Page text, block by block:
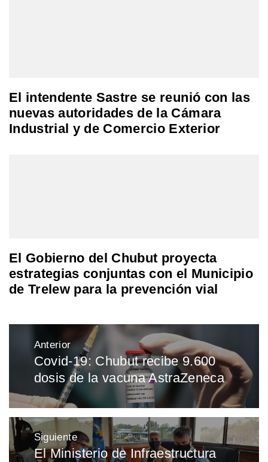
El intendente Sastre se reunió con las
nuevas autoridades de la Cámara
Industrial y de Comercio Exterior
El Gobierno del Chubut proyecta
estrategias conjuntas con el Municipio
de Trelew para la prevención vial
Navegación
entradas
Anterior
Entrada
anterior:
Covid-19: Chubut recibe 9.600
dosis de la vacuna AstraZeneca
Siguiente
Entrada
El Ministerio de Infraestructura